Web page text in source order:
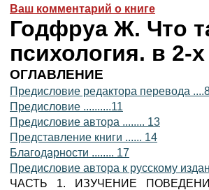
Ваш комментарий о книге
Годфруа Ж. Что
психология. в 2-х
ОГЛАВЛЕНИЕ
Предисловие редактора перевода
Предисловие ..........11
Предисловие автора ........ 13
Представление книги ...... 14
Благодарности ........ 17
Предисловие автора к русскому
ЧАСТЬ 1. ИЗУЧЕНИЕ